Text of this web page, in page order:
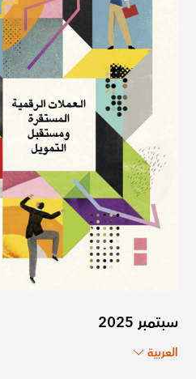
سبتمبر 2025
العربية